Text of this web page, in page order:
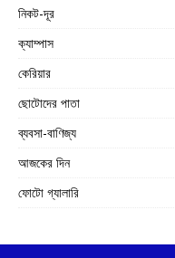
নিকট-দূর
ক্যাম্পাস
কেরিয়ার
ছোটোদের পাতা
ব্যবসা-বাণিজ্য
আজকের দিন
ফোটো গ্যালারি